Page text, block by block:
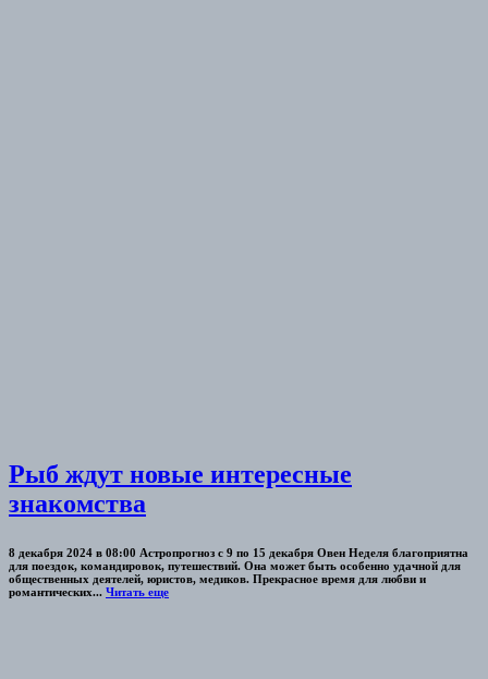
Рыб ждут новые интересные
знакомства
8 декабря 2024 в 08:00 Астропрогноз с 9 по 15 декабря Овен Неделя благоприятна
для поездок, командировок, путешествий. Она может быть особенно удачной для
общественных деятелей, юристов, медиков. Прекрасное время для любви и
романтических... Читать еще